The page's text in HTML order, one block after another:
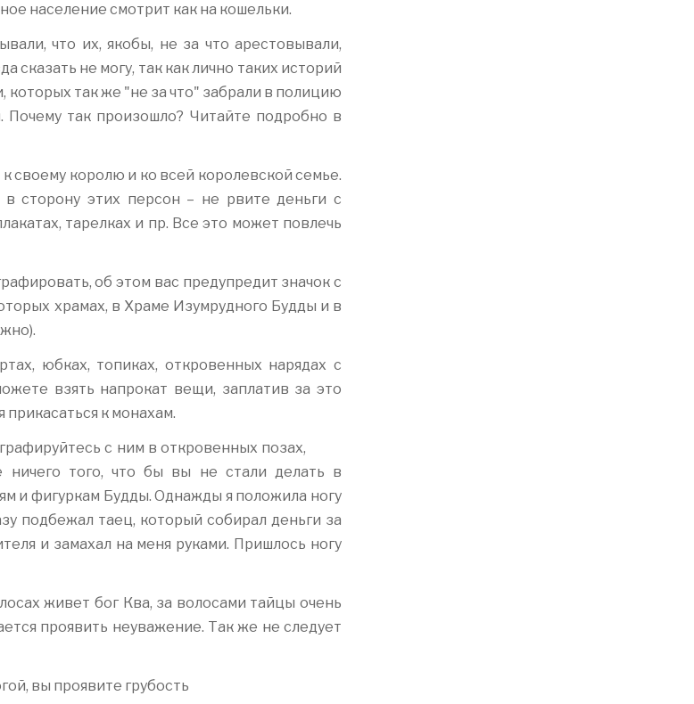
население смотрит как на кошельки.
что их, якобы, не за что арестовывали,
сказать не могу, так как лично таких историй
которых так же "не за что" забрали в полицию
так произошло? Читайте подробно в
своему королю и ко всей королевской семье.
сторону этих персон – не рвите деньги с
тарелках и пр. Все это может повлечь
об этом вас предупредит значок с
храмах, в Храме Изумрудного Будды и в
юбках, топиках, откровенных нарядах с
взять напрокат вещи, заплатив за это
к монахам.
с ним в откровенных позах,
того, что бы вы не стали делать в
и фигуркам Будды. Однажды я положила ногу
подбежал таец, который собирал деньги за
и замахал на меня руками. Пришлось ногу
живет бог Ква, за волосами тайцы очень
проявить неуважение. Так же не следует
вы проявите грубость